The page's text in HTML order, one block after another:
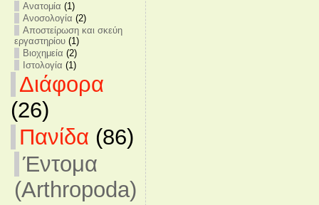
Ανατομία (1)
Ανοσολογία (2)
Αποστείρωση και σκεύη
εργαστηρίου(1)
Βιοχημεία (2)
Ιστολογία (1)
Διάφορα
(26)
Πανίδα (86)
Έντομα
(Arthropoda)